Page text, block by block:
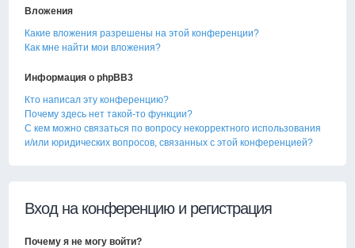
Вложения
Какие вложения разрешены на этой конференции?
Как мне найти мои вложения?
Информация о phpBB3
Кто написал эту конференцию?
Почему здесь нет такой-то функции?
С кем можно связаться по вопросу некорректного использования
и/или юридических вопросов, связанных с этой конференцией?
Вход на конференцию и регистрация
Почему я не могу войти?